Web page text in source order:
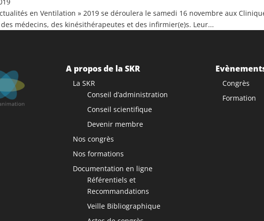
en Ventilation » 2019 se déroulera le samedi 16 novembre aux
médecins, des kinésithérapeutes et des infirmier(e)s. Leur...
A propos de la SKR
La SKR
Conseil d’administration
Conseil scientifique
Devenir membre
Nos congrès
Nos formations
Documentation en ligne
Référentiels et
Recommandations
Veille Bibliographique
Congrès
Formation